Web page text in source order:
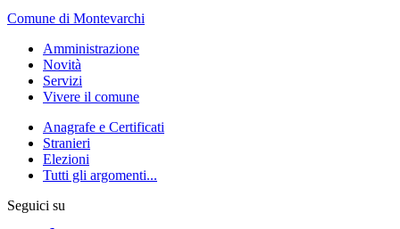
Comune di Montevarchi
Amministrazione
Novità
Servizi
Vivere il comune
Anagrafe e Certificati
Stranieri
Elezioni
Tutti gli argomenti...
Seguici su